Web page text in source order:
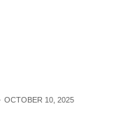
OCTOBER 10, 2025